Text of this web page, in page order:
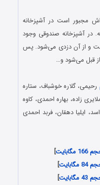
مجبور است در آشپزخانه
در آشپزخانه صندوقی وجود
و از آن دزدی می‌شود. پس
قبل می‌شود و…
رحیمی، گلاره خوشباف، ستاره
زاده، بهاره احمدی، کاوه
ایلیا دهقان، فربد احمدی
]
]
]